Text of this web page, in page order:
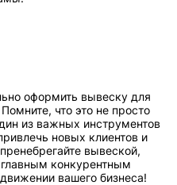
оформить вывеску для
что это не просто
из важных инструментов
новых клиентов и
вывеской,
конкурентным
вашего бизнеса!